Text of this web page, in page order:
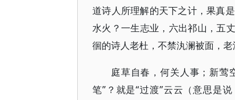
道诗人所理解的天下之计，果真
水火？一生志业，六出祁山，五
徊的诗人老杜，不禁汍澜被面，老
庭草自春，何关人事；新莺
笔”？就是“过渡”云云（意思是